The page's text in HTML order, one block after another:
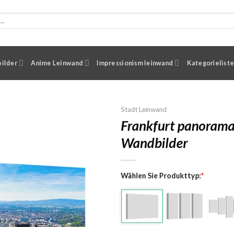
Anime Leinwand Impressionism leinwand Kategorieliste
Stadt Leinwand
Frankfurt
Wandbilder
Wählen Sie Produkttyp:*